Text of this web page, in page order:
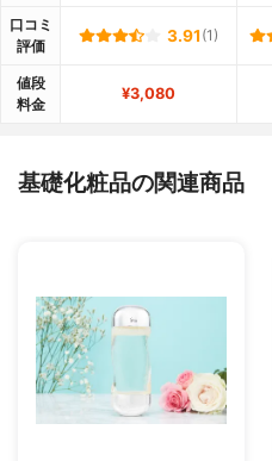
口コミ
評価
3.91 (1)
値段
料金
¥3,080
基礎化粧品の関連商品